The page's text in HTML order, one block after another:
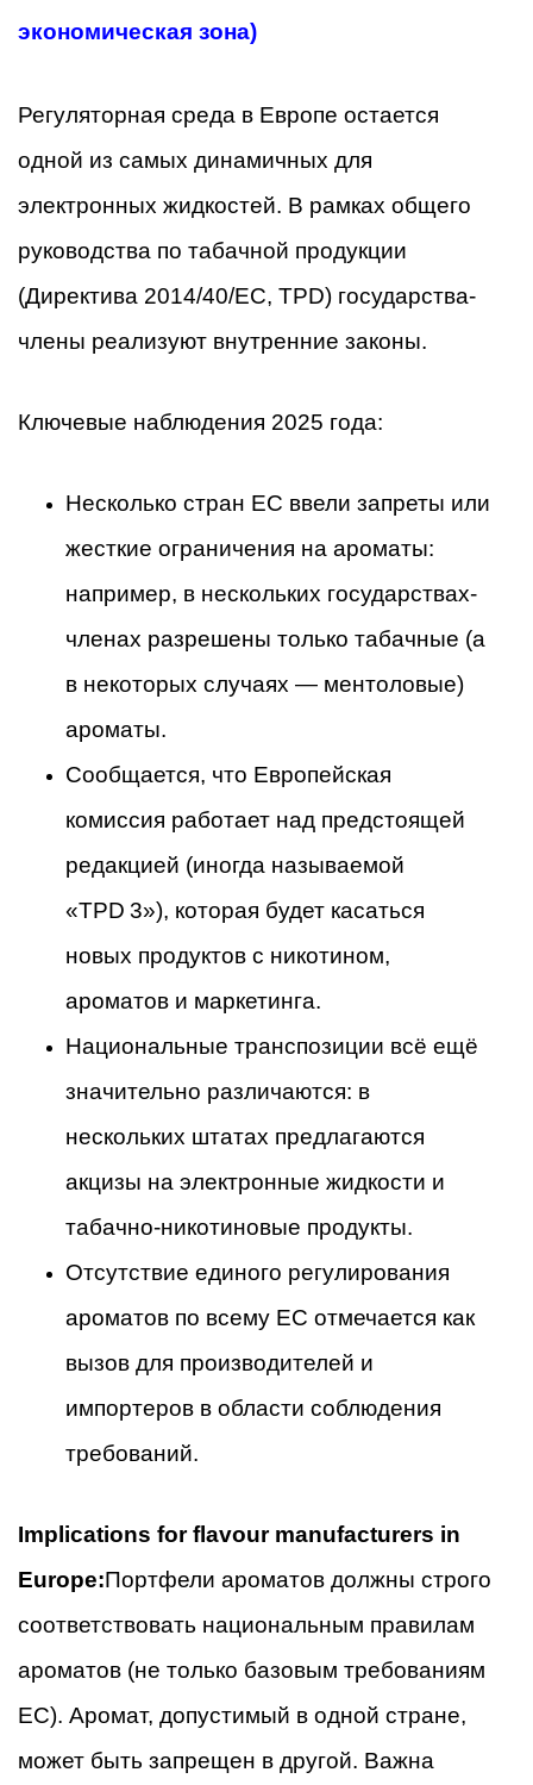
экономическая зона)
Регуляторная среда в Европе остается
одной из самых динамичных для
электронных жидкостей. В рамках общего
руководства по табачной продукции
(Директива 2014/40/ЕС, TPD) государства-
члены реализуют внутренние законы.
Ключевые наблюдения 2025 года:
Несколько стран ЕС ввели запреты или
жесткие ограничения на ароматы:
например, в нескольких государствах-
членах разрешены только табачные (а
в некоторых случаях — ментоловые)
ароматы.
Сообщается, что Европейская
комиссия работает над предстоящей
редакцией (иногда называемой
«TPD 3»), которая будет касаться
новых продуктов с никотином,
ароматов и маркетинга.
Национальные транспозиции всё ещё
значительно различаются: в
нескольких штатах предлагаются
акцизы на электронные жидкости и
табачно-никотиновые продукты.
Отсутствие единого регулирования
ароматов по всему ЕС отмечается как
вызов для производителей и
импортеров в области соблюдения
требований.
Implications for flavour manufacturers in
Europe:Портфели ароматов должны строго
соответствовать национальным правилам
ароматов (не только базовым требованиям
ЕС). Аромат, допустимый в одной стране,
может быть запрещен в другой. Важна